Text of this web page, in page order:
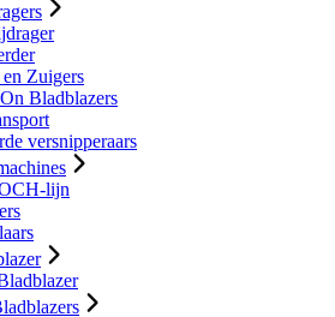
Zuigers
Bladblazers
versnipperaars
lijn